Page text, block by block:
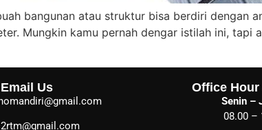
bangunan atau struktur bisa berdiri dengan
Mungkin kamu pernah dengar istilah ini, tapi
Email Us Office
Senin –
08.00 –